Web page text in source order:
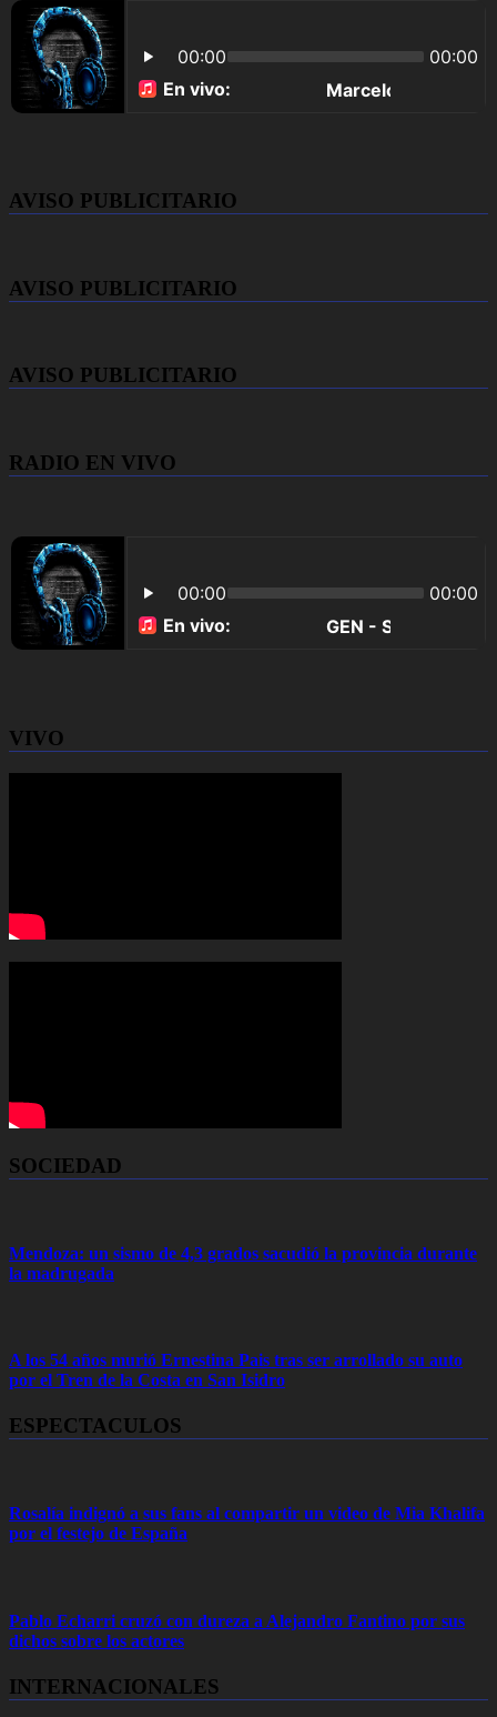
AVISO PUBLICITARIO
AVISO PUBLICITARIO
AVISO PUBLICITARIO
RADIO EN VIVO
VIVO
SOCIEDAD
Mendoza: un sismo de 4,3 grados sacudió la provincia durante
la madrugada
A los 54 años murió Ernestina Pais tras ser arrollado su auto
por el Tren de la Costa en San Isidro
ESPECTACULOS
Rosalía indignó a sus fans al compartir un video de Mia Khalifa
por el festejo de España
Pablo Echarri cruzó con dureza a Alejandro Fantino por sus
dichos sobre los actores
INTERNACIONALES